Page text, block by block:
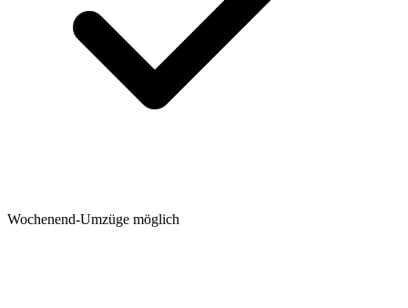
Wochenend-Umzüge möglich